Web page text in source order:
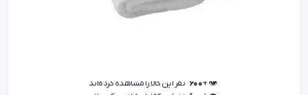
👁️ +
600 نفر این کالا را مشاهده کرده‌اند